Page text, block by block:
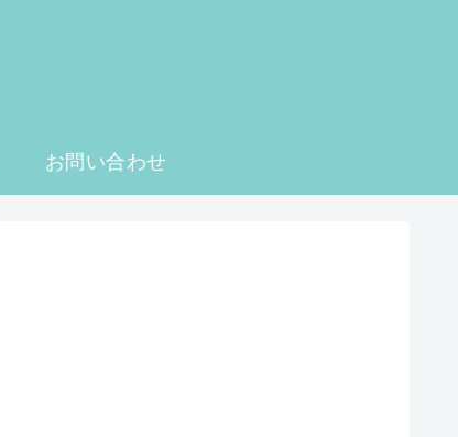
お問い合わせ